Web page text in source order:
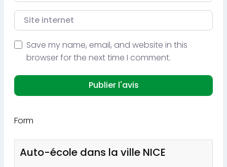
Site internet
Save my name, email, and website in this
browser for the next time I comment.
Form
Auto-école dans la ville NICE